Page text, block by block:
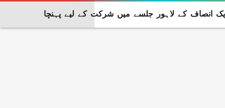
انصاف کے لاہور جلسے میں شرکت کے لیے پہنچا